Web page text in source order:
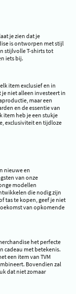
je zien dat je
is ontworpen met stijl
stijlvolle T-shirts tot
iets bij.
item exclusief en in
niet alleen investeert in
maar een
en de essentie van
item heb je een stukje
exclusiviteit en tijdloze
nieuwe en
van onze
modellen
die nodig zijn
tas te kopen, geef je niet
van opkomende
het perfecte
cadeau met betekenis.
een item van TVM
Bovendien zal
dat niet zomaar